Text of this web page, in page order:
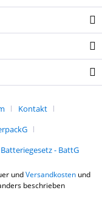
Kontakt
Batteriegesetz - BattG
undVersandkostenund
beschrieben